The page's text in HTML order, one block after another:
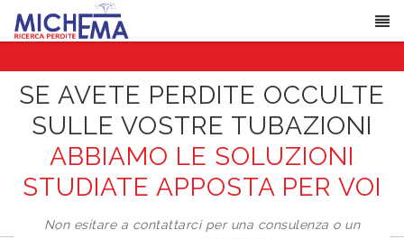
SE AVETE PERDITE OCCULTE
SULLE VOSTRE TUBAZIONI
ABBIAMO LE SOLUZIONI
STUDIATE APPOSTA PER VOI
Non esitare a contattarci per una consulenza o un